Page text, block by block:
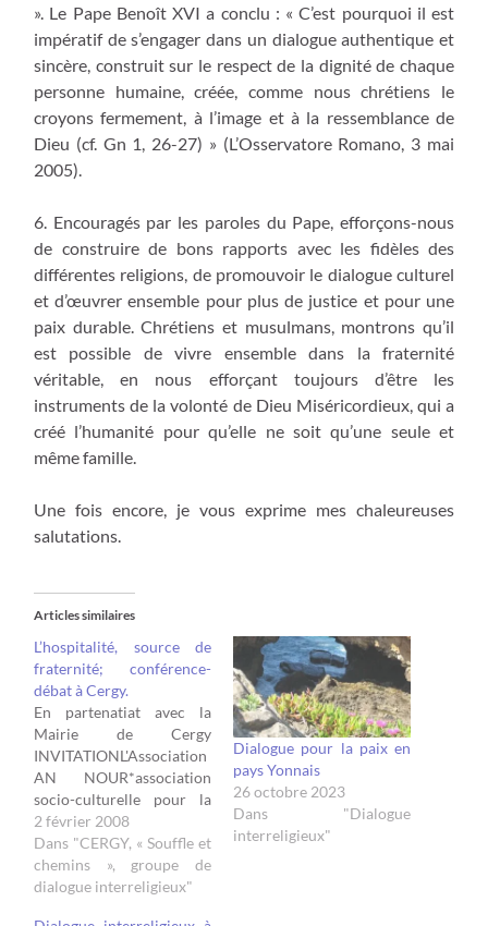
». Le Pape Benoît XVI a conclu : « C’est pourquoi il est
impératif de s’engager dans un dialogue authentique et
sincère, construit sur le respect de la dignité de chaque
personne humaine, créée, comme nous chrétiens le
croyons fermement, à l’image et à la ressemblance de
Dieu (cf. Gn 1, 26-27) » (L’Osservatore Romano, 3 mai
2005).
6. Encouragés par les paroles du Pape, efforçons-nous
de construire de bons rapports avec les fidèles des
différentes religions, de promouvoir le dialogue culturel
et d’œuvrer ensemble pour plus de justice et pour une
paix durable. Chrétiens et musulmans, montrons qu’il
est possible de vivre ensemble dans la fraternité
véritable, en nous efforçant toujours d’être les
instruments de la volonté de Dieu Miséricordieux, qui a
créé l’humanité pour qu’elle ne soit qu’une seule et
même famille.
Une fois encore, je vous exprime mes chaleureuses
salutations.
Articles similaires
L’hospitalité, source de
fraternité; conférence-
débat à Cergy.
En partenatiat avec la
Mairie de Cergy
INVITATIONL'Association
AN NOUR*association
socio-culturelle pour la
promotion de la culture
musulmane, organise avec
le groupe de dialogue
interreligieux "Souffle et
2 février 2008
Dans "CERGY, « Souffle et
chemins », groupe de
dialogue interreligieux"
Dialogue pour la paix en
pays Yonnais
26 octobre 2023
Dans "Dialogue
interreligieux"